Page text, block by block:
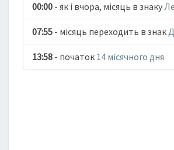
00:00 - як і вчора, місяць в знаку
07:55 - місяць переходить в знак
13:58 - початок 14 місячного дня